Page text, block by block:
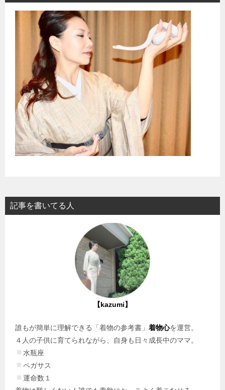
記事を書いてる人
【kazumi】
誰もが簡単に理解できる「着物の参考書」 着物心を運営。
４人の子供に育てられながら、自身も日々成長中のママ。
水瓶座
ペガサス
運命数１